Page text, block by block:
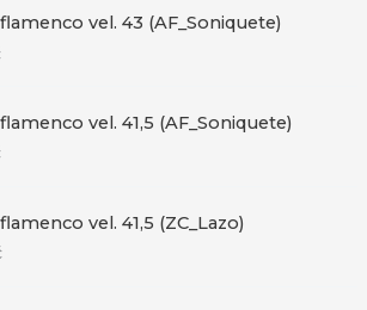
vel. 43 (AF_Soniquete)
vel. 41,5 (AF_Soniquete)
vel. 41,5 (ZC_Lazo)